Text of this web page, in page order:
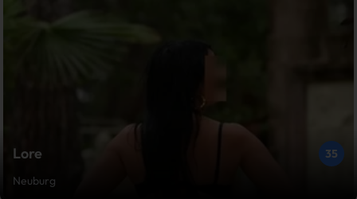
Lore
35
Neuburg